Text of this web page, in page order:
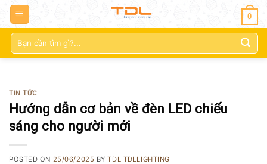
0
Tìm
kiếm:
TIN TỨC
Hướng dẫn cơ bản về đèn LED chiếu
sáng cho người mới
POSTED ON 25/06/2025 BYTDL TDLLIGHTING